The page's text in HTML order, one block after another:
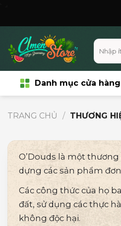
Tìm
kiếm:
Danh mục cửa hàng
TRANG CHỦ / THƯƠNG
O’Douds là một
dựng các sản phẩm
Các công thức của họ
đất, sử dụng các thực
không độc hại.